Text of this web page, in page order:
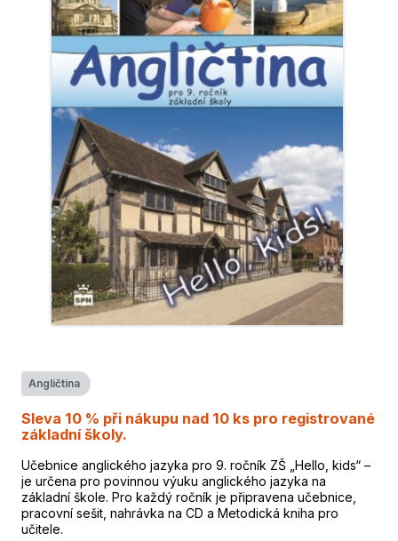
Angličtina
Sleva 10 % při nákupu nad 10 ks pro registrované
základní školy.
Učebnice anglického jazyka pro 9. ročník ZŠ „Hello, kids“ –
je určena pro povinnou výuku anglického jazyka na
základní škole. Pro každý ročník je připravena učebnice,
pracovní sešit, nahrávka na CD a Metodická kniha pro
učitele.